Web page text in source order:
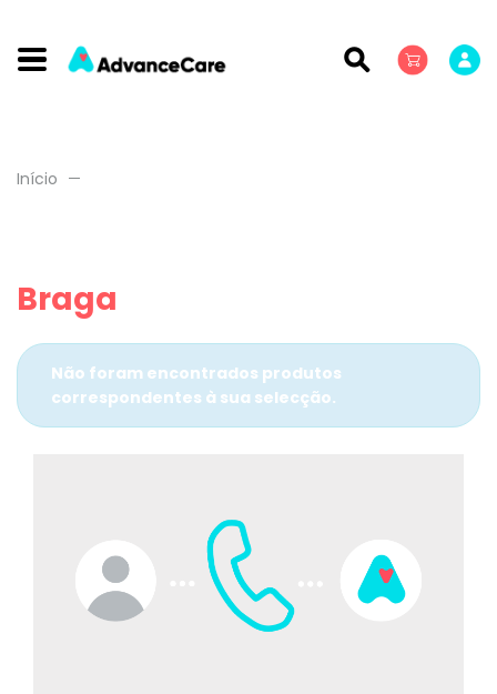
Início
Braga
Não foram encontrados produtos
correspondentes à sua selecção.